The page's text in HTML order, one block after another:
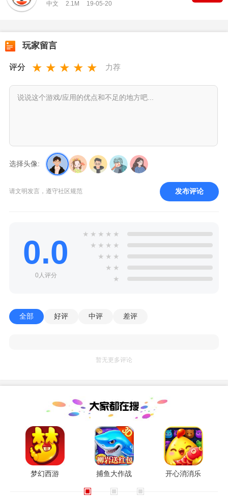
中文
2.1M 19-05-20
玩家留言
评分 ★ ★ ★ ★ ★ 力荐
选择头像:
请文明发言，遵守社区规范 发布评论
0.0
0人评分
★ ★ ★ ★ ★
★ ★ ★ ★
★ ★ ★
★ ★
★
全部 好评 中评 差评
暂无更多评论
梦幻西游 捕鱼大作战 开心消消乐